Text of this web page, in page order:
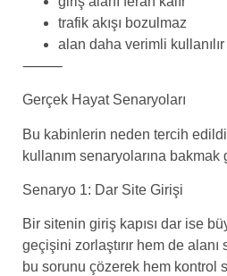
trafik akışı bozulmaz
alan daha verimli kullanılır
⸻
Gerçek Hayat Senaryoları
Bu kabinlerin neden tercih
kullanım senaryolarına bakmak
Senaryo 1: Dar Site Girişi
Bir sitenin giriş kapısı dar ise
geçişini zorlaştırır hem de alanı
bu sorunu çözerek hem kontrol